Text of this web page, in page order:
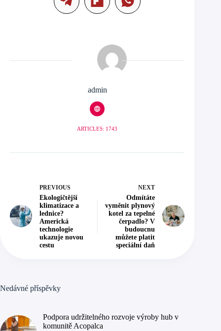
admin
ARTICLES: 1743
PREVIOUS
Ekologičtější
klimatizace a
lednice?
Americká
technologie
ukazuje novou
cestu
NEXT
Odmítáte
vyměnit plynový
kotel za tepelné
čerpadlo? V
budoucnu
můžete platit
speciální daň
Nedávné příspěvky
Podpora udržitelného rozvoje výroby hub v
komunitě Acopalca